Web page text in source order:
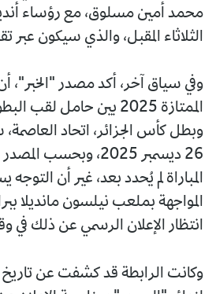
محمد أمين مسلوق، مع رؤساء أندية
الثلاثاء المقبل، والذي سيكون عبر
وفي سياق آخر، أكد مصدر "الخبر"،
الممتازة 2025 بين حامل
وبطل كأس الجزائر، اتحاد
26 ديسمبر 2025،
المباراة لم يُحدد بعد، غير أن
المواجهة بملعب نيلسون مانديلا
انتظار الإعلان الرسمي عن ذلك في